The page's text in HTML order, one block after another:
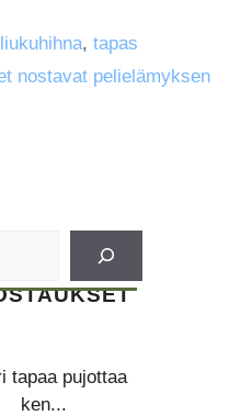
liukuhihna,tapas
nostavat pelielämyksen
tapaa pujottaa
ken...